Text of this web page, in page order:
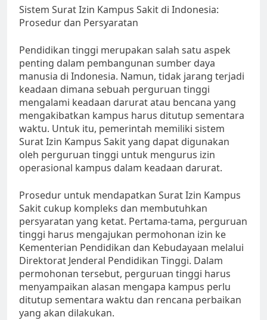
Sistem Surat Izin Kampus Sakit di Indonesia:
Prosedur dan Persyaratan
Pendidikan tinggi merupakan salah satu aspek
penting dalam pembangunan sumber daya
manusia di Indonesia. Namun, tidak jarang terjadi
keadaan dimana sebuah perguruan tinggi
mengalami keadaan darurat atau bencana yang
mengakibatkan kampus harus ditutup sementara
waktu. Untuk itu, pemerintah memiliki sistem
Surat Izin Kampus Sakit yang dapat digunakan
oleh perguruan tinggi untuk mengurus izin
operasional kampus dalam keadaan darurat.
Prosedur untuk mendapatkan Surat Izin Kampus
Sakit cukup kompleks dan membutuhkan
persyaratan yang ketat. Pertama-tama, perguruan
tinggi harus mengajukan permohonan izin ke
Kementerian Pendidikan dan Kebudayaan melalui
Direktorat Jenderal Pendidikan Tinggi. Dalam
permohonan tersebut, perguruan tinggi harus
menyampaikan alasan mengapa kampus perlu
ditutup sementara waktu dan rencana perbaikan
yang akan dilakukan.